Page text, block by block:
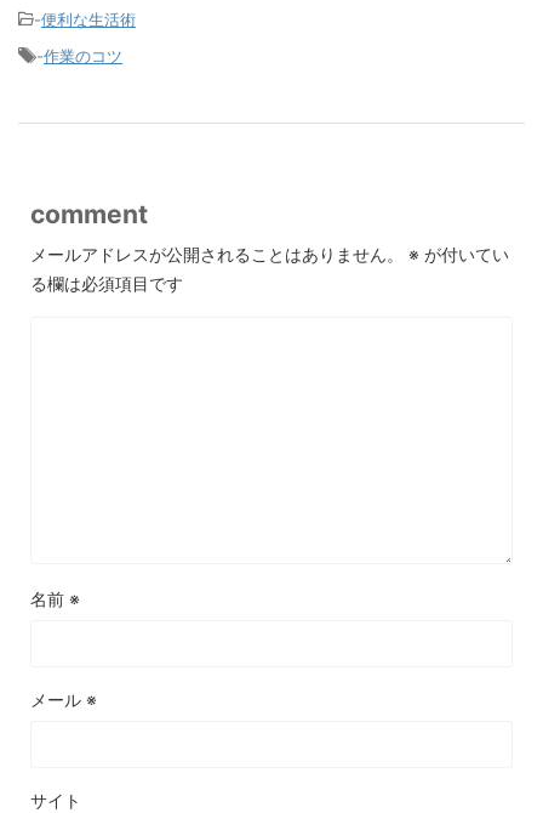
-便利な生活術
-作業のコツ
comment
メールアドレスが公開されることはありません。 ※ が付いてい
る欄は必須項目です
名前 ※
メール ※
サイト